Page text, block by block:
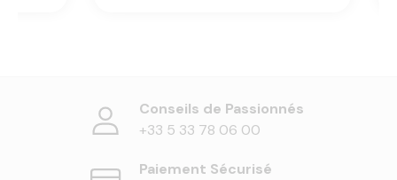
Conseils de Passionnés
+33 5 33 78 06 00
Paiement Sécurisé